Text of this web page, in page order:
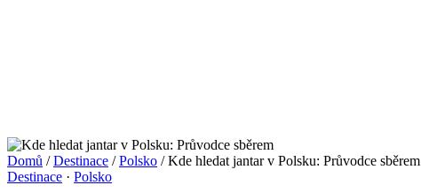
Domů / Destinace / Polsko / Kde hledat jantar v Polsku: Průvodce sběrem
Destinace · Polsko